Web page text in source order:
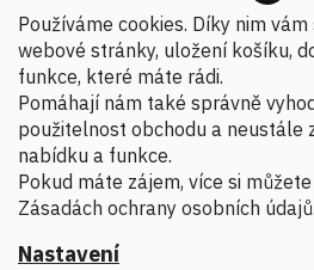
Používáme cookies. Díky nim
webové stránky, uložení košíku,
funkce, které máte rádi.
Pomáhají nám také správně
použitelnost obchodu a neustále
nabídku a funkce.
Pokud máte zájem, více si
Zásadách ochrany osobních údajů.
Nastavení
Kontakty
Novinky
VOP pro nakupující podnikatele
VOP Letectví / GT&C Aerospace
Zpracování osobních údajů
Kamenná prodejna
Možnosti
Copyright 2026
Všechna práva